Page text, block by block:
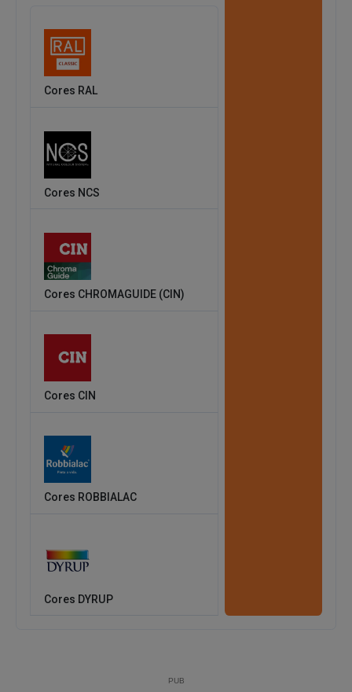
Cores RAL
Cores NCS
Cores CHROMAGUIDE (CIN)
Cores CIN
Cores ROBBIALAC
Cores DYRUP